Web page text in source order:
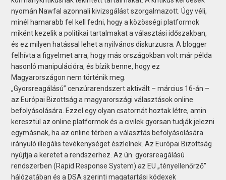
nyomán Nawfal azonnali kivizsgálást szorgalmazott. Úgy véli,
minél hamarabb fel kell fedni, hogy a közösségi platformok
miként kezelik a politikai tartalmakat a választási időszakban,
és ez milyen hatással lehet a nyilvános diskurzusra. A blogger
felhívta a figyelmet arra, hogy más országokban volt már példa
hasonló manipulációra, és bízik benne, hogy ez
Magyarországon nem történik meg.
„Gyorsreagálású” cenzúrarendszert aktivált – március 16-án –
az Európai Bizottság a magyarországi választások online
befolyásolására. Ezzel egy olyan csatornát hoztak létre, amin
keresztül az online platformok és a civilek gyorsan tudják jelezni
egymásnak, ha az online térben a választás befolyásolására
irányuló illegális tevékenységet észlelnek. Az Európai Bizottság
nyújtja a keretet a rendszerhez. Az ún. gyorsreagálású
rendszerben (Rapid Response System) az EU „tényellenőrző”
hálózatában és a DSA szerinti magatartási kódexek